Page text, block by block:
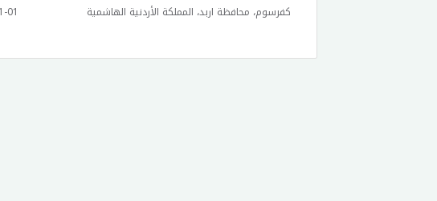
كفرسوم، محافظة اربد، المملكة الأردنية الهاشمية
01